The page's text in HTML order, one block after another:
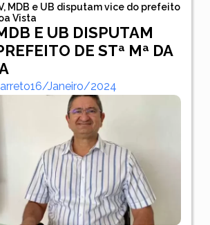
MDB e UB disputam vice do prefeito
Vista
E UB DISPUTAM
DE STª Mª DA
16/janeiro/2024